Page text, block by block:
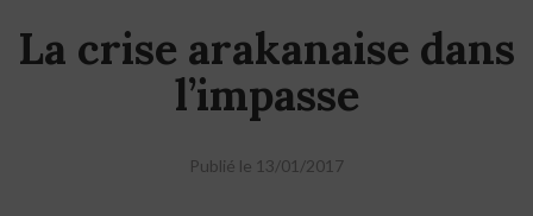
La crise arakanaise dans
l’impasse
Publié le 13/01/2017